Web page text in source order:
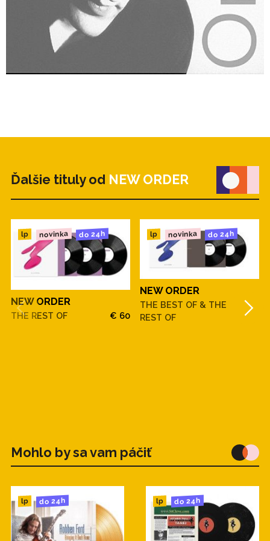
Ďalšie tituly od NEW ORDER
lp novinka do 24h
NEW ORDER
THE REST OF € 60
lp novinka do 24h
NEW ORDER
THE BEST OF & THE
REST OF
€ 45
Mohlo by sa vam páčiť
lp do 24h lp do 24h